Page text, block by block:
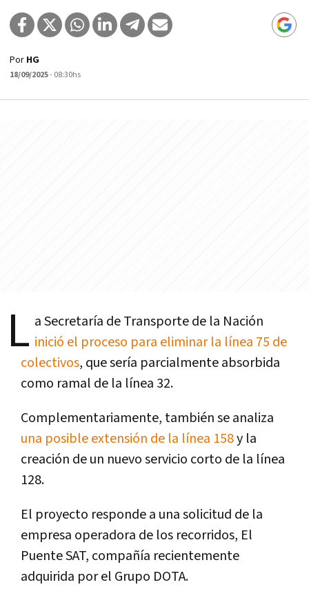
Por HG
18/09/2025- 08:30hs
L a Secretaría de Transporte de la Nación
inició el proceso para eliminar la línea 75 de
colectivos, que sería parcialmente absorbida
como ramal de la línea 32.
Complementariamente, también se analiza
una posible extensión de la línea 158y la
creación de un nuevo servicio corto de la línea
128.
El proyecto responde a una solicitud de la
empresa operadora de los recorridos, El
Puente SAT, compañía recientemente
adquirida por el Grupo DOTA.